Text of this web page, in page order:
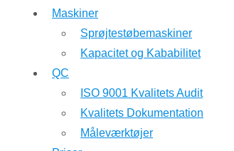
Maskiner
Sprøjtestøbemaskiner
Kapacitet og Kababilitet
QC
ISO 9001 Kvalitets Audit
Kvalitets Dokumentation
Måleværktøjer